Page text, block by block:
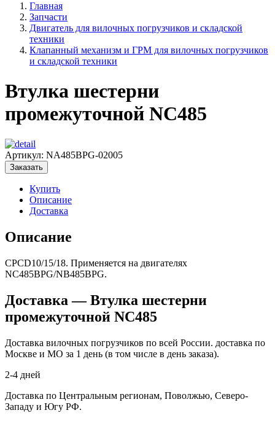
Главная
Запчасти
Двигатель для вилочных погрузчиков и складской
техники
Клапанный механизм и ГРМ для вилочных погрузчиков
и складской техники
Втулка шестерни
промежуточной NC485
Артикул: NA485BPG-02005
Заказать
Купить
Описание
Доставка
Описание
CPCD10/15/18. Применяется на двигателях
NC485BPG/NB485BPG.
Доставка — Втулка шестерни
промежуточной NC485
Доставка вилочных погрузчиков по всей России. доставка по
Москве и МО за 1 день (в том числе в день заказа).
2-4 дней
Доставка по Центральным регионам, Поволжью, Северо-
Западу и Югу РФ.